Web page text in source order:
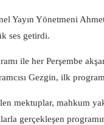
Yayın Yönetmeni
ses getirdi.
ile her Perşembe
Gezgin, ilk
mektuplar, mahkum
gerçekleşen